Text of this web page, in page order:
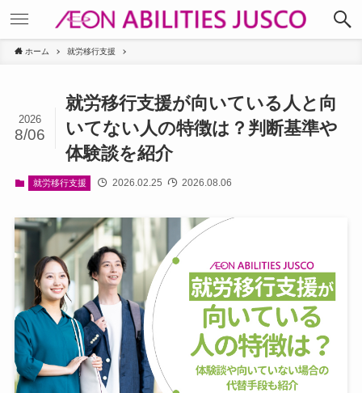
ホーム 就労移行支援
就労移行支援が向いている人と向
いてない人の特徴は？判断基準や
体験談を紹介
2026
8/06
就労移行支援 2026.02.25 2026.08.06